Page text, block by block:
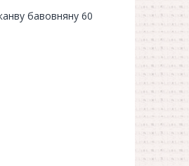
бавовняну 60